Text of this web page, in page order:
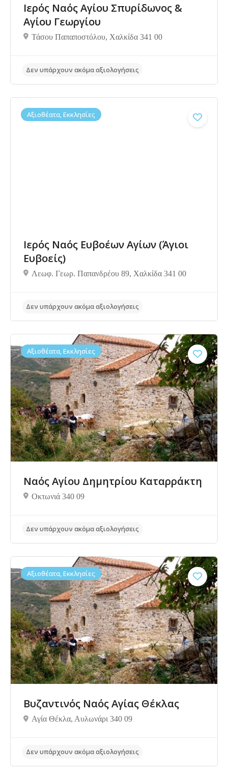
Ιερός Ναός Αγίου Σπυρίδωνος &
Αγίου Γεωργίου
Τάσου Παπαποστόλου, Χαλκίδα 341 00
Δεν υπάρχουν ακόμα αξιολογήσεις
Αξιοθέατα, Εκκλησίες
Ιερός Ναός Ευβοέων Αγίων (Άγιοι
Ευβοείς)
Λεωφ. Γεωρ. Παπανδρέου 89, Χαλκίδα 341 00
Δεν υπάρχουν ακόμα αξιολογήσεις
Αξιοθέατα, Εκκλησίες
Ναός Αγίου Δημητρίου Καταρράκτη
Οκτωνιά 340 09
Αξιοθέατα, Εκκλησίες
Βυζαντινός Ναός Αγίας Θέκλας
Αγία Θέκλα, Αυλωνάρι 340 09